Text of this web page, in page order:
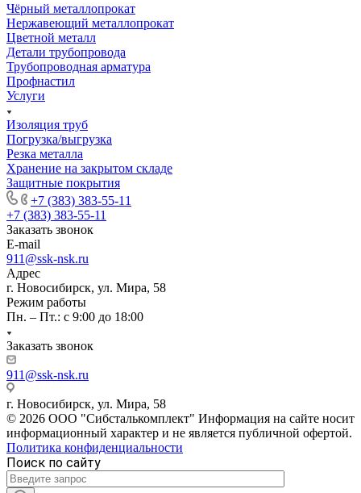
Чёрный металлопрокат
Нержавеющий металлопрокат
Цветной металл
Детали трубопровода
Трубопроводная арматура
Профнастил
Услуги
Изоляция труб
Погрузка/выгрузка
Резка металла
Хранение на закрытом складе
Защитные покрытия
+7 (383) 383-55-11
+7 (383) 383-55-11
Заказать звонок
E-mail
911@ssk-nsk.ru
Адрес
г. Новосибирск, ул. Мира, 58
Режим работы
Пн. – Пт.: с 9:00 до 18:00
Заказать звонок
911@ssk-nsk.ru
г. Новосибирск, ул. Мира, 58
© 2026 ООО "Сибсталькомплект" Информация на сайте носит
информационный характер и не является публичной офертой.
Политика конфиденциальности
Поиск по сайту